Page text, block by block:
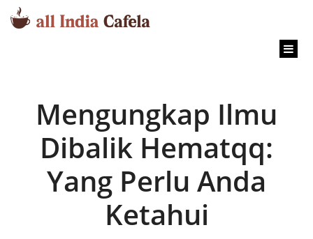
content
Mengungkap Ilmu
Dibalik Hematqq:
Yang Perlu Anda
Ketahui